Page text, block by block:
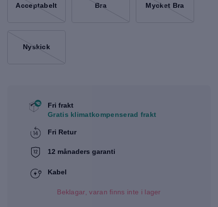
Acceptabelt Bra Mycket Bra
Nyskick
Fri frakt
Gratis klimatkompenserad frakt
Fri Retur
12 månaders garanti
Kabel
Beklagar, varan finns inte i lager